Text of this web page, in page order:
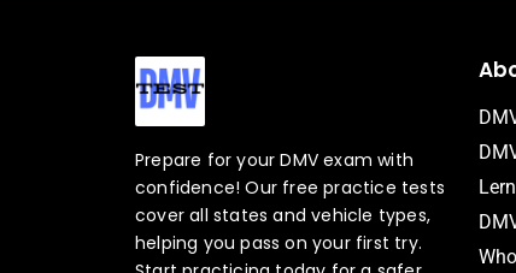
Prepare for your DMV exam with
confidence! Our free practice tests
cover all states and vehicle types,
helping you pass on your first try.